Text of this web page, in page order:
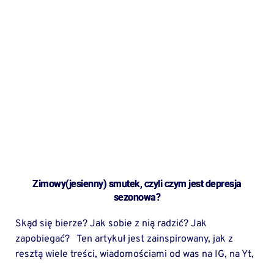
Zimowy(jesienny) smutek, czyli czym jest depresja
sezonowa?
Skąd się bierze? Jak sobie z nią radzić? Jak
zapobiegać? Ten artykuł jest zainspirowany, jak z
resztą wiele treści, wiadomościami od was na IG, na Yt,